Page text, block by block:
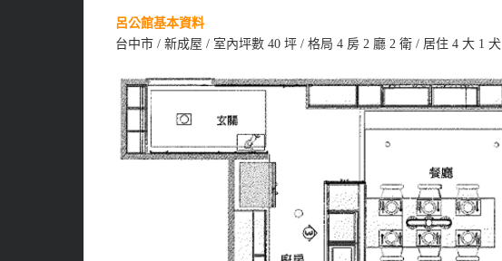
呂公館基本資料
台中市 / 新成屋 / 室內坪數 40 坪 / 格局 4 房 2 廳 2 衛 / 居住 4 大 1 犬